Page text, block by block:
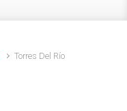
Torres Del Río